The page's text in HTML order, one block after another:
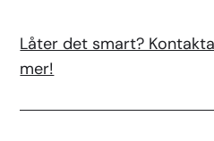
Låter det smart?
mer!